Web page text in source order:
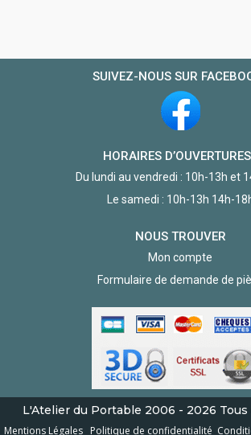
SUIVEZ-NOUS SUR
HORAIRES
Du lundi au vendredi : 10h-13h et
Le samedi : 10h-13h 14h-
NOUS TROUVER
Mon compte
Formulaire de demande de
L'Atelier du Portable 2006 - 2026
Mentions Légales Politique de confidentialité